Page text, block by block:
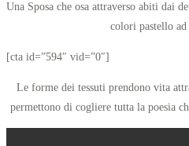
Una Sposa che osa attraverso abiti dai
colori pastello
[cta id=”594″ vid=”0″]
Le forme dei tessuti prendono vita
permettono di cogliere tutta la poesia